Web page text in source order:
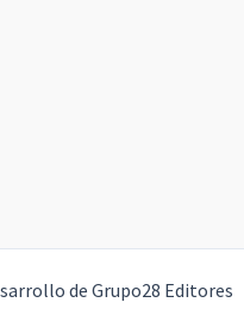
de Grupo28 Editores